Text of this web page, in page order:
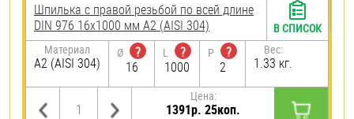
Шпилька с правой резьбой по всей длине
DIN 976 16х1000 мм А2 (AISI 304)
Материал
А2 (AISI 304)
Ø
?
16
L
?
1000
P
?
2
Вес:
1.33 кг.
Цена:
1391р. 25коп.
В СПИСОК